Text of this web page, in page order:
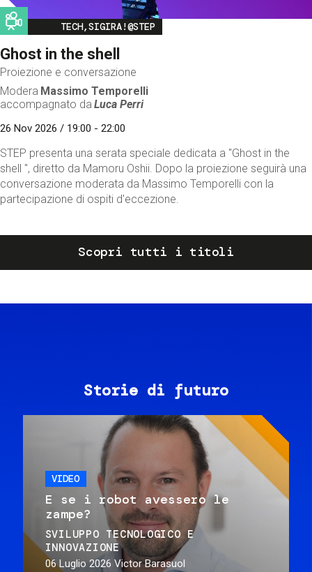
Image
TECH,SIGIRA!@STEP
Ghost in the shell
Proiezione e conversazione
Modera Massimo Temporelli
accompagnato da Luca Perri
26 Nov 2026 / 19:00 - 22:00
STEP presenta una serata speciale dedicata a "Ghost in the
shell ", diretto da Mamoru Oshii. Dopo la proiezione seguirà una
conversazione moderata da Massimo Temporelli con la
partecipazione di ospiti d'eccezione.
Scopri tutti i titoli
Storie di futuro
VIDEO
E se i robot avessero le
zampe?
SVILUPPO TECNOLOGICO E
INNOVAZIONE
06 Luglio 2026 Victor Barasuol